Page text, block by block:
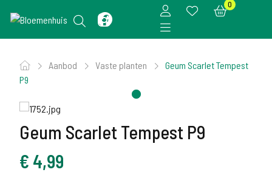
0
Aanbod Vaste planten
Geum Scarlet Tempest
P9
Geum Scarlet Tempest P9
€ 4,99